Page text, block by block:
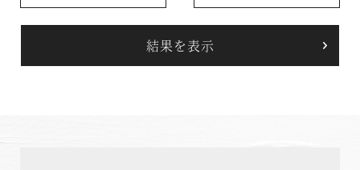
総合サイトに戻る 施設一覧